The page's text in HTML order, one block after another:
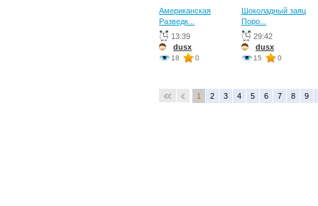
Американская
Разведк...
13:39
dusx
18 0
Шоколадный заяц
Поро...
29:42
dusx
15 0
1 2 3 4 5 6 7 8 9